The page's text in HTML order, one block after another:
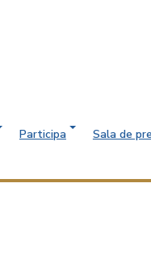
Participa
Sala de